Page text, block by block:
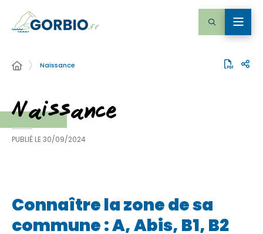
Naissance
Naissance
PUBLIÉ LE30/09/2024
Connaître la zone de sa
commune : A, Abis, B1, B2